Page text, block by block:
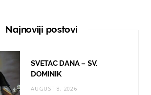
t
r
a
T
Najnoviji postovi
SVETAC DANA – SV.
DOMINIK
AUGUST 8, 2026